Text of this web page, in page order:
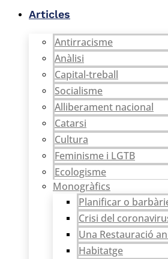
Articles
Antirracisme
Anàlisi
Capital-treball
Socialisme
Alliberament nacional
Catarsi
Cultura
Feminisme i LGTB
Ecologisme
Monogràfics
Planificar o
Crisi del
Una Restauració
Habitatge